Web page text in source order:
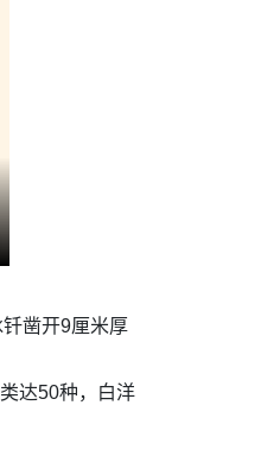
凿开9厘米厚
达50种，白洋